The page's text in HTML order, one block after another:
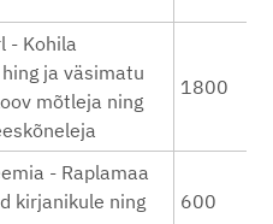
- Kohila
ja väsimatu
mõtleja ning
1800
- Raplamaa
kirjanikule ning
600